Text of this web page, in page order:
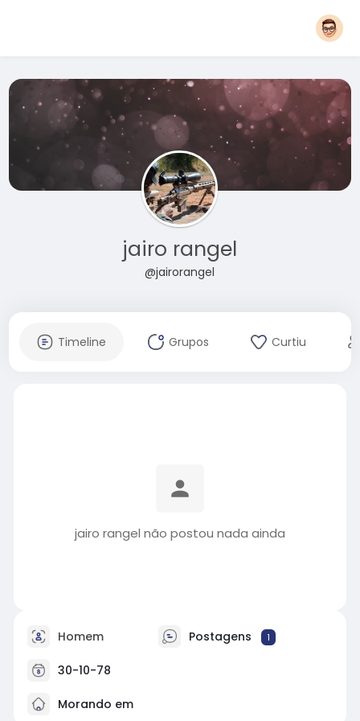
jairo rangel
@jairorangel
Timeline Grupos Curtiu
jairo rangel não postou nada ainda
Homem Postagens 1
30-10-78
Morando em